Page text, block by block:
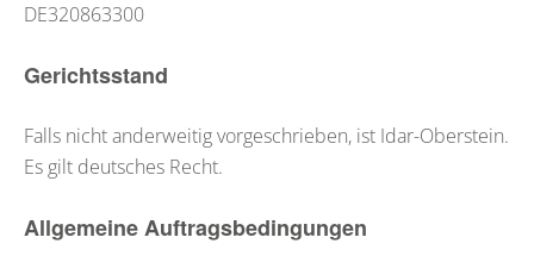
DE320863300
Gerichtsstand
Falls nicht anderweitig vorgeschrieben, ist Idar-Oberstein.
Es gilt deutsches Recht.
Allgemeine Auftragsbedingungen